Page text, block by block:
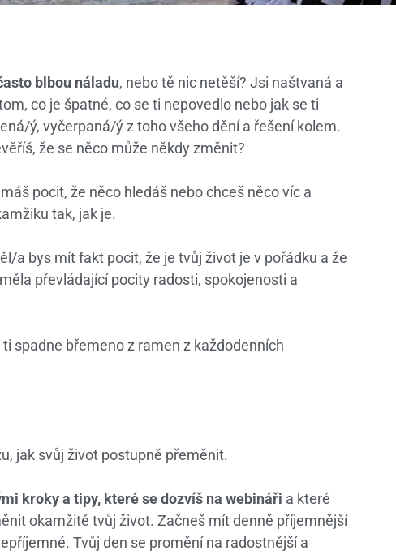
blbou náladu, nebo tě nic netěší? Jsi naštvaná a
co je špatné, co se ti nepovedlo nebo jak se ti
ý, vyčerpaná/ý z toho všeho dění a řešení kolem.
že se něco může někdy změnit?
pocit, že něco hledáš nebo chceš něco víc a
tak, jak je.
a bys mít fakt pocit, že je tvůj život je v pořádku a že
převládající pocity radosti, spokojenosti a
spadne břemeno z ramen z každodenních
jak svůj život postupně přeměnit.
kroky a tipy, které se dozvíš na webináři a které
okamžitě tvůj život. Začneš mít denně příjemnější
Tvůj den se promění na radostnější a